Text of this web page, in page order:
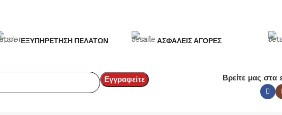
ΕΞΥΠΗΡΕΤΗΣΗ ΠΕΛΑΤΩΝ ΑΣΦΑΛΕΙΣ ΑΓΟΡΕΣ
Βρείτε μας